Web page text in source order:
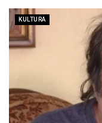
KULTURA